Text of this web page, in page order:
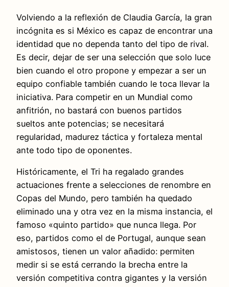
Volviendo a la reflexión de Claudia García, la gran
incógnita es si México es capaz de encontrar una
identidad que no dependa tanto del tipo de rival.
Es decir, dejar de ser una selección que solo luce
bien cuando el otro propone y empezar a ser un
equipo confiable también cuando le toca llevar la
iniciativa. Para competir en un Mundial como
anfitrión, no bastará con buenos partidos
sueltos ante potencias; se necesitará
regularidad, madurez táctica y fortaleza mental
ante todo tipo de oponentes.
Históricamente, el Tri ha regalado grandes
actuaciones frente a selecciones de renombre en
Copas del Mundo, pero también ha quedado
eliminado una y otra vez en la misma instancia, el
famoso «quinto partido» que nunca llega. Por
eso, partidos como el de Portugal, aunque sean
amistosos, tienen un valor añadido: permiten
medir si se está cerrando la brecha entre la
versión competitiva contra gigantes y la versión